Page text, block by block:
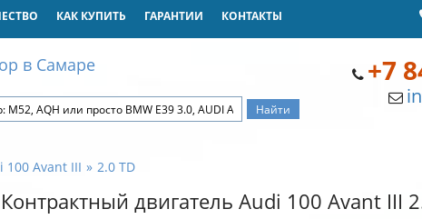
КАК КУПИТЬ ГАРАНТИИ КОНТАКТЫ
+7
в Самаре
100 Avant III 2.0 TD
Контрактный двигатель Audi 100 Avant III